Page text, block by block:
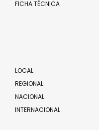
FICHA TÉCNICA
LOCAL
REGIONAL
NACIONAL
INTERNACIONAL